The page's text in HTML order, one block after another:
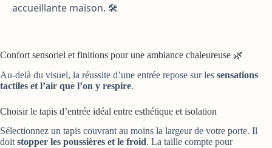
accueillante maison. 🛠️
Confort sensoriel et finitions pour une ambiance chaleureuse 🌿
Au-delà du visuel, la réussite d’une entrée repose sur les sensations
tactiles et l’air que l’on y respire.
Choisir le tapis d’entrée idéal entre esthétique et isolation
Sélectionnez un tapis couvrant au moins la largeur de votre porte. Il
doit stopper les poussières et le froid. La taille compte pour